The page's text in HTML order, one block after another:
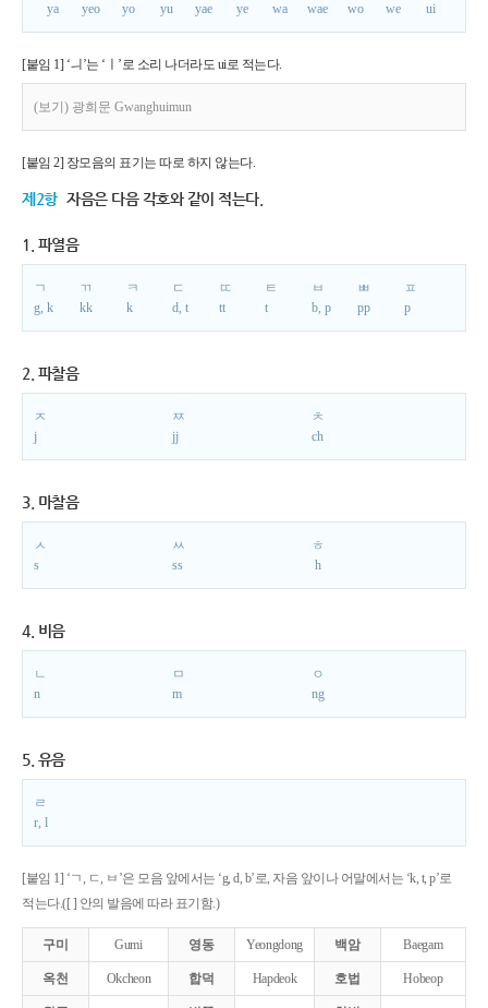
ya
yeo
yo
yu
yae
ye
wa
wae
wo
we
ui
[붙임 1] ‘ㅢ’는 ‘ㅣ’로 소리 나더라도 ui로 적는다.
(보기) 광희문 Gwanghuimun
[붙임 2] 장모음의 표기는 따로 하지 않는다.
제2항 자음은 다음 각호와 같이 적는다.
1. 파열음
ㄱ
g, k
ㄲ
kk
ㅋ
k
ㄷ
d, t
ㄸ
tt
ㅌ
t
ㅂ
b, p
ㅃ
pp
ㅍ
p
2. 파찰음
ㅈ
j
ㅉ
jj
ㅊ
ch
3. 마찰음
ㅅ
s
ㅆ
ss
ㅎ
h
4. 비음
ㄴ
n
ㅁ
m
ㅇ
ng
5. 유음
ㄹ
r, l
[붙임 1] ‘ㄱ, ㄷ, ㅂ’은 모음 앞에서는 ‘g, d, b’로, 자음 앞이나 어말에서는 ‘k, t, p’로
적는다.([ ] 안의 발음에 따라 표기함.)
구미 Gumi 영동 Yeongdong 백암 Baegam
옥천 Okcheon 합덕 Hapdeok 호법 Hobeop